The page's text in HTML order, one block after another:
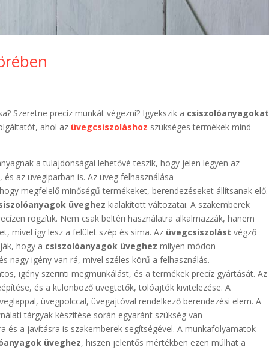
Szeretne precíz munkát végezni? Igyekszik a csiszolóanyagokat
ahol az üvegcsiszoláshoz szükséges termékek mind
a tulajdonságai lehetővé teszik, hogy jelen legyen az
az üvegiparban is. Az üveg felhasználása
megfelelő minőségű termékeket, berendezéseket állítsanak elő.
üveghez kialakított változatai. A szakemberek
rögzítik. Nem csak beltéri használatra alkalmazzák, hanem
mivel így lesz a felület szép és sima. Az üvegcsiszolást végző
hogy a csiszolóanyagok üveghez milyen módon
nagy igény van rá, mivel széles körű a felhasználás.
igény szerinti megmunkálást, és a termékek precíz gyártását. Az
és a különböző üvegtetők, tolóajtók kivitelezése. A
üvegpolccal, üvegajtóval rendelkező berendezési elem. A
tárgyak készítése során egyaránt szükség van
és a javításra is szakemberek segítségével. A munkafolyamatok
üveghez, hiszen jelentős mértékben ezen múlhat a